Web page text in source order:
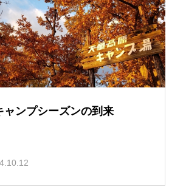
ャンプシーズンの到来